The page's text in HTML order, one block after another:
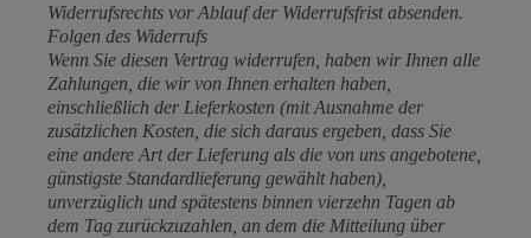
Widerrufsrechts vor Ablauf der Widerrufsfrist absenden.
Folgen des Widerrufs
Wenn Sie diesen Vertrag widerrufen, haben wir Ihnen alle
Zahlungen, die wir von Ihnen erhalten haben,
einschließlich der Lieferkosten (mit Ausnahme der
zusätzlichen Kosten, die sich daraus ergeben, dass Sie
eine andere Art der Lieferung als die von uns angebotene,
günstigste Standardlieferung gewählt haben),
unverzüglich und spätestens binnen vierzehn Tagen ab
dem Tag zurückzuzahlen, an dem die Mitteilung über